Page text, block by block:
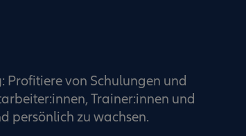
: Profitiere von Schulungen und
Trainer:innen und
persönlich zu wachsen.